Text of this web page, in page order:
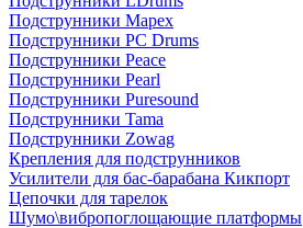
Подструнники Mapex
Подструнники PC Drums
Подструнники Peace
Подструнники Pearl
Подструнники Puresound
Подструнники Tama
Подструнники Zowag
Крепления для подструнников
Усилители для бас-барабана Кикпорт
Цепочки для тарелок
Шумо\вибропоглощающие платформы